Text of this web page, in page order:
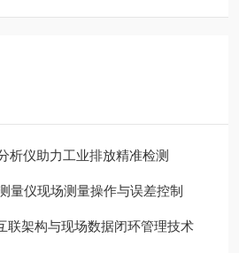
析仪助力工业排放精准检测
量仪现场测量操作与误差控制
联架构与现场数据闭环管理技术